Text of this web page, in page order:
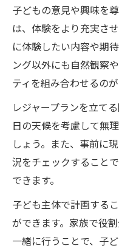
子どもの意見や興味を
は、体験をより充実さ
に体験したい内容や期
ング以外にも自然観察
ティを組み合わせるのが
レジャープランを立て
日の天候を考慮して無
しょう。また、事前に
況をチェックすること
できます。
子ども主体で計画する
ができます。家族で役
一緒に行うことで、子